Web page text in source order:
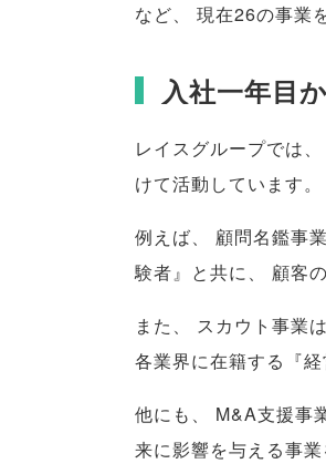
など、 現在26の事業
入社一年目
レイスグループでは、
けて活動しています。
例えば、 顧問名鑑事
験者』と共に、 顧客
また 、 スカウト事業は
各業界に在籍する『
他にも 、 M&A支援事
来に影響を与える事